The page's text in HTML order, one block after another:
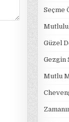
Seçme
Güzel
Gezgin
Mutlu